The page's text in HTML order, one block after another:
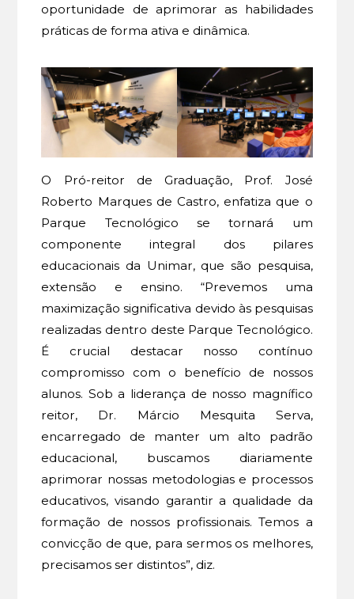
oportunidade de aprimorar as habilidades
práticas de forma ativa e dinâmica.
O Pró-reitor de Graduação, Prof. José
Roberto Marques de Castro, enfatiza que o
Parque Tecnológico se tornará um
componente integral dos pilares
educacionais da Unimar, que são pesquisa,
extensão e ensino. “Prevemos uma
maximização significativa devido às pesquisas
realizadas dentro deste Parque Tecnológico.
É crucial destacar nosso contínuo
compromisso com o benefício de nossos
alunos. Sob a liderança de nosso magnífico
reitor, Dr. Márcio Mesquita Serva,
encarregado de manter um alto padrão
educacional, buscamos diariamente
aprimorar nossas metodologias e processos
educativos, visando garantir a qualidade da
formação de nossos profissionais. Temos a
convicção de que, para sermos os melhores,
precisamos ser distintos”, diz.